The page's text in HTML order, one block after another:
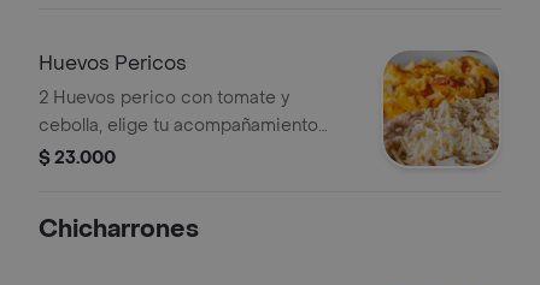
Huevos Pericos
2 Huevos perico con tomate y
cebolla, elige tu acompañamiento
favorito.
$ 23.000
Chicharrones